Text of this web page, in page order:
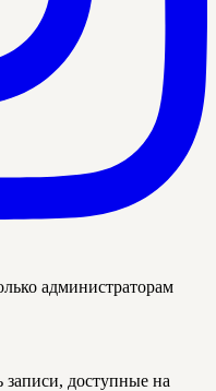
администраторам
записи, доступные на